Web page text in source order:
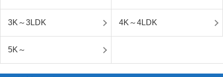
3K～3LDK 4K～4LDK
5K～